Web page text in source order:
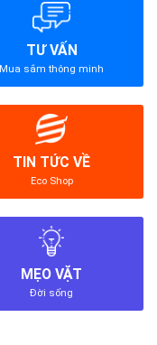
TƯ VẤN
Mua sắm thông minh
TIN TỨC VỀ
Eco Shop
MẸO VẶT
Đời sống